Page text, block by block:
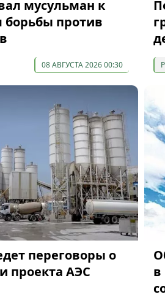
мусульман к
борьбы против
08 АВГУСТА 2026 00:30
переговоры о
проекта АЭС
в